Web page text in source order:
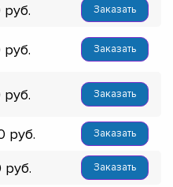
Заказать
Заказать
Заказать
Заказать
Заказать